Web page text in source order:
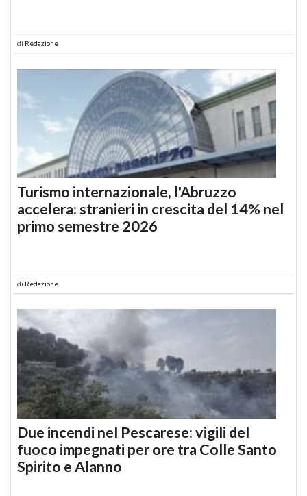
di Redazione
Turismo internazionale, l'Abruzzo
accelera: stranieri in crescita del 14% nel
primo semestre 2026
di Redazione
Due incendi nel Pescarese: vigili del
fuoco impegnati per ore tra Colle Santo
Spirito e Alanno